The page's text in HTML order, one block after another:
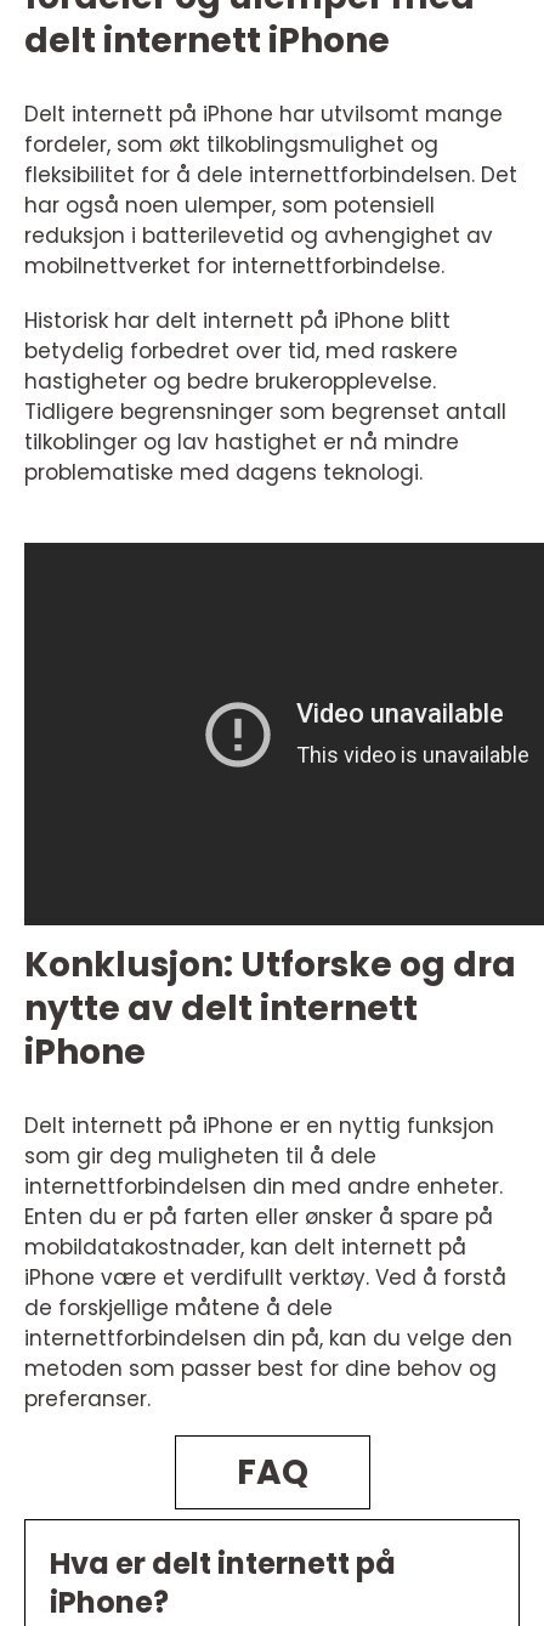
delt internett iPhone
Delt internett på iPhone har utvilsomt mange
fordeler, som økt tilkoblingsmulighet og
fleksibilitet for å dele internettforbindelsen. Det
har også noen ulemper, som potensiell
reduksjon i batterilevetid og avhengighet av
mobilnettverket for internettforbindelse.
Historisk har delt internett på iPhone blitt
betydelig forbedret over tid, med raskere
hastigheter og bedre brukeropplevelse.
Tidligere begrensninger som begrenset antall
tilkoblinger og lav hastighet er nå mindre
problematiske med dagens teknologi.
Konklusjon: Utforske og dra
nytte av delt internett
iPhone
Delt internett på iPhone er en nyttig funksjon
som gir deg muligheten til å dele
internettforbindelsen din med andre enheter.
Enten du er på farten eller ønsker å spare på
mobildatakostnader, kan delt internett på
iPhone være et verdifullt verktøy. Ved å forstå
de forskjellige måtene å dele
internettforbindelsen din på, kan du velge den
metoden som passer best for dine behov og
preferanser.
FAQ
Hva er delt internett på
iPhone?